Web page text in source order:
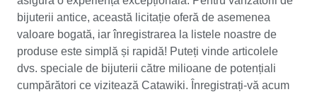
bijuterii antice, această licitație oferă de asemenea
valoare bogată, iar înregistrarea la listele noastre de
produse este simplă și rapidă! Puteți vinde articolele
dvs. speciale de bijuterii către milioane de potențiali
cumpărători ce vizitează Catawiki. Înregistrați-vă acum